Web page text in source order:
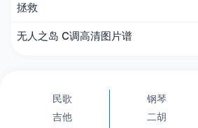
拯救
无人之岛 C调高清图片谱
民歌 钢琴
吉他
二胡